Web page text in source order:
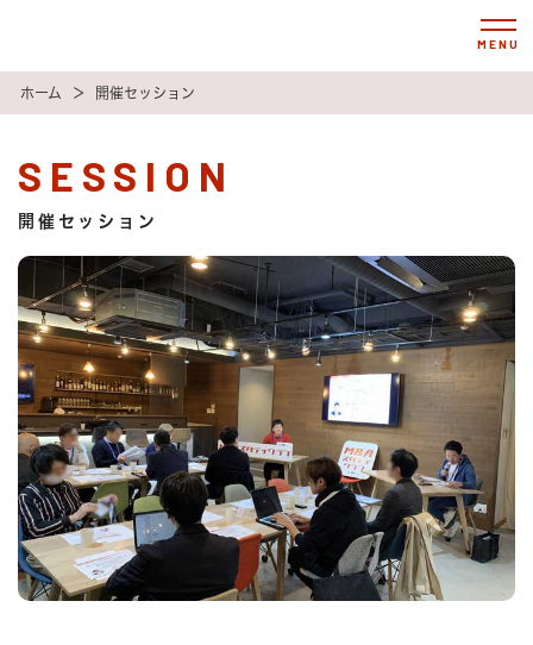
MENU
ホーム ＞ 開催セッション
SESSION
開催セッション